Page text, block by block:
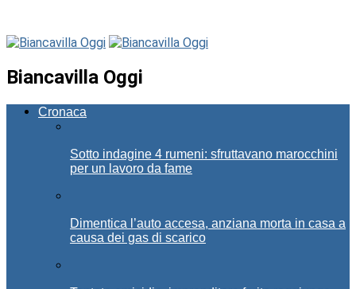
Biancavilla Oggi
Cronaca
Sotto indagine 4 rumeni: sfruttavano marocchini
per un lavoro da fame
Dimentica l’auto accesa, anziana morta in casa a
causa dei gas di scarico